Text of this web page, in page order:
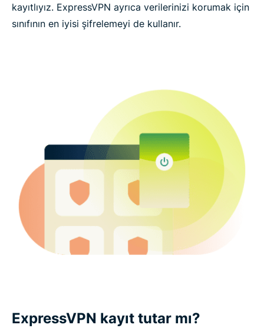
kayıtlıyız. ExpressVPN ayrıca verilerinizi korumak için
sınıfının en iyisi şifrelemeyi de kullanır.
ExpressVPN kayıt tutar mı?